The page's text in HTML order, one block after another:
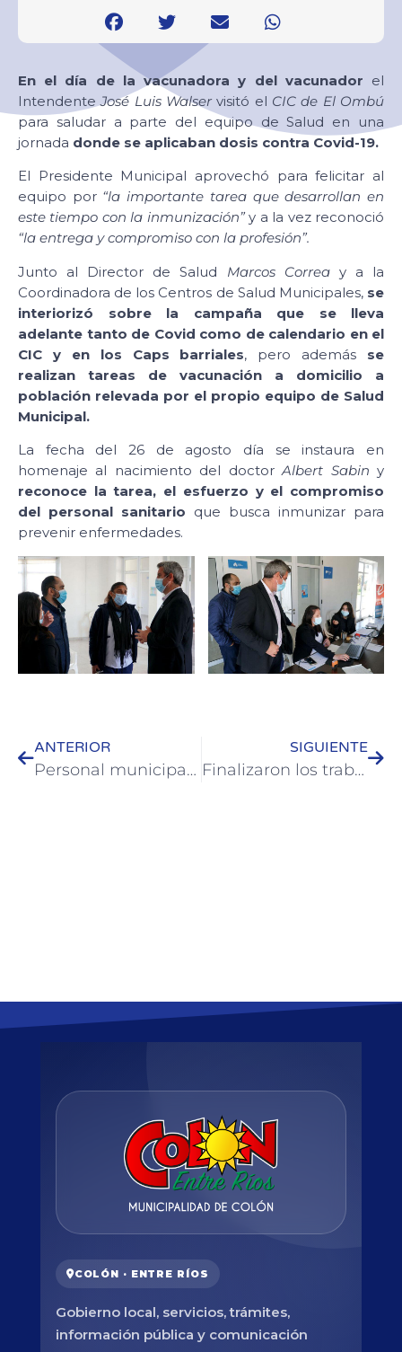
En el día de la vacunadora y del vacunador el
IntendenteJosé Luis Walservisitó el CIC de El Ombú
para saludar a parte del equipo de Salud en una
jornada donde se aplicaban dosis contra Covid-19.
El Presidente Municipal aprovechó para felicitar al
equipo por “la importante tarea que desarrollan en
este tiempo con la inmunización”y a la vez reconoció
“la entrega y compromiso con la profesión”.
Junto al Director de Salud Marcos Correay a la
Coordinadora de los Centros de Salud Municipales, se
interiorizó sobre la campaña que se lleva
adelante tanto de Covid como de calendario en el
CIC y en los Caps barriales, pero además se
realizan tareas de vacunación a domicilio a
población relevada por el propio equipo de Salud
Municipal.
La fecha del 26 de agosto día se instaura en
homenaje al nacimiento del doctorAlbert Sabin y
reconoce la tarea, el esfuerzo y el compromiso
del personal sanitario que busca inmunizar para
prevenir enfermedades.
ANTERIOR
Personal municipal de Colón se capacitó en construcción con adoquines de hormigón
SIGUIENTE
Finalizaron los trabajos previos al asfaltado de Ferrari
COLÓN · ENTRE RÍOS
Gobierno local, servicios, trámites,
información pública y comunicación